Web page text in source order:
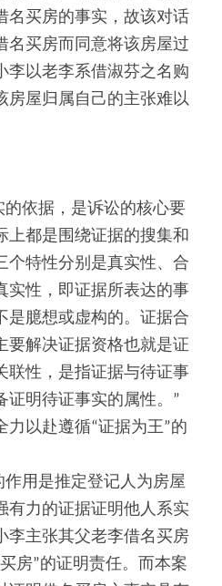
名买房的事实，故该对话
名买房而同意将该房屋过
李以老李系借淑芬之名购
房屋归属自己的主张难以
依据，是诉讼的核心要
上都是围绕证据的搜集和
个特性分别是真实性、合
实性，即证据所表达的事
是臆想或虚构的。证据合
要解决证据资格也就是证
联性，是指证据与待证事
证明待证事实的属性。”
力以赴遵循“证据为王”的
用是推定登记人为房屋
有力的证据证明他人系实
李主张其父老李借名买房
房”的证明责任。而本案